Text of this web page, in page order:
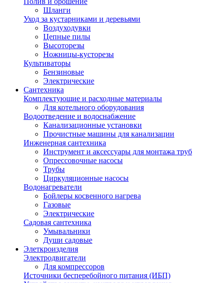
Шланги
Уход за кустарниками и деревьями
Воздуходувки
Цепные пилы
Высоторезы
Ножницы-кусторезы
Культиваторы
Бензиновые
Электрические
Сантехника
Комплектующие и расходные материалы
Для котельного оборудования
Водоотведение и водоснабжение
Канализационные установки
Прочистные машины для канализации
Инженерная сантехника
Инструмент и аксессуары для монтажа труб
Опрессовочные насосы
Трубы
Циркуляционные насосы
Водонагреватели
Бойлеры косвенного нагрева
Газовые
Электрические
Садовая сантехника
Умывальники
Души садовые
Элеткроизделия
Электродвигатели
Для компрессоров
Источники бесперебойного питания (ИБП)